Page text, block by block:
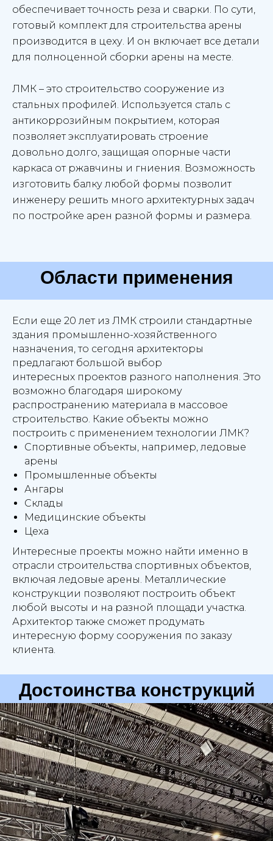
обеспечивает точность реза и сварки. По сути,
готовый комплект для строительства арены
производится в цеху. И он включает все детали
для полноценной сборки арены на месте.
ЛМК – это строительство сооружение из
стальных профилей. Используется сталь с
антикоррозийным покрытием, которая
позволяет эксплуатировать строение
довольно долго, защищая опорные части
каркаса от ржавчины и гниения. Возможность
изготовить балку любой формы позволит
инженеру решить много архитектурных задач
по постройке арен разной формы и размера.
Области применения
Если еще 20 лет из ЛМК строили стандартные
здания промышленно-хозяйственного
назначения, то сегодня архитекторы
предлагают большой выбор
интересных проектов разного наполнения. Это
возможно благодаря широкому
распространению материала в массовое
строительство. Какие объекты можно
построить с применением технологии ЛМК?
Спортивные объекты, например, ледовые
арены
Промышленные объекты
Ангары
Склады
Медицинские объекты
Цеха
Интересные проекты можно найти именно в
отрасли строительства спортивных объектов,
включая ледовые арены. Металлические
конструкции позволяют построить объект
любой высоты и на разной площади участка.
Архитектор также сможет продумать
интересную форму сооружения по заказу
клиента.
Достоинства конструкций